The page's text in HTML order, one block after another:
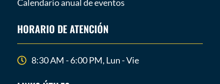
Calendario anual de eventos
HORARIO DE ATENCIÓN
8:30 AM - 6:00 PM, Lun - Vie